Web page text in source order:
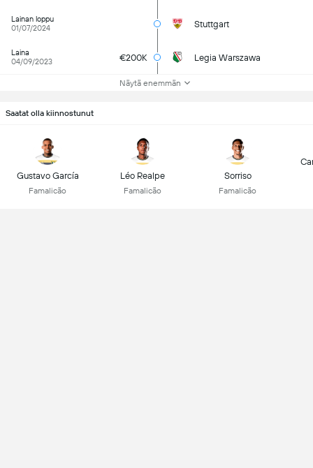
Lainan loppu
01/07/2024
Stuttgart
Laina
04/09/2023
€200K Legia Warszawa
Näytä enemmän
Saatat olla kiinnostunut
Gustavo García
Famalicão
Léo Realpe
Famalicão
Sorriso
Famalicão